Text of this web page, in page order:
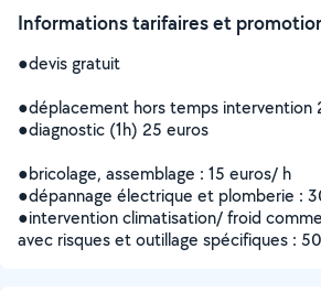
Informations tarifaires et
●devis gratuit
●déplacement hors temps intervention
●diagnostic (1h) 25 euros
●bricolage, assemblage : 15 euros/ h
●dépannage électrique et plomberie :
●intervention climatisation/ froid
avec risques et outillage spécifiques :